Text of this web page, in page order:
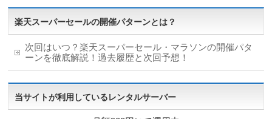
楽天スーパーセールの開催パターンとは？
次回はいつ？楽天スーパーセール・マラソンの開催パタ
ーンを徹底解説！過去履歴と次回予想！
当サイトが利用しているレンタルサーバー